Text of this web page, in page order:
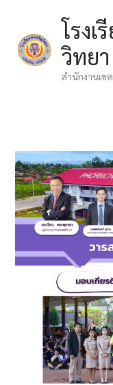
content
โรงเ
วิทยา
สำนักงานเ